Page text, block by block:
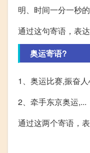
明、时间一分一秒
通过这句寄语，表
奥运寄语?
1、奥运比赛,振奋人
2、牵手东京奥运,...
通过这两个寄语，